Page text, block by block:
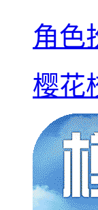
角色
樱花